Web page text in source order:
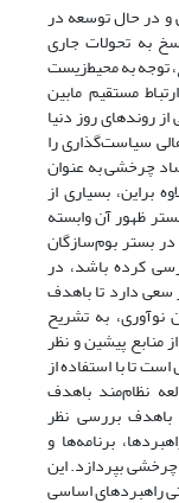
و در حال توسعه در
به تحولات جاری
توجه به محیط‌زیست
مستقیم مابین
روندهای روز دنیا
سیاست‌گذاری را
چرخشی به عنوان
براین، بسیاری از
ظهور آن وابسته
بستر بوم‌سازگان
کرده باشد، در
دارد تا باهدف
به تشریح
منابع پیشین و نظر
تا با استفاده از
و از طریق روش‌های (1) مطالعه نظام‌مند باهدف
تحلیل مضمون باهدف بررسی نظر
برنامه‌ها و
بپردازد. این
راهبردهای اساسی